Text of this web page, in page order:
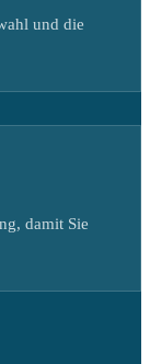
und die
damit Sie